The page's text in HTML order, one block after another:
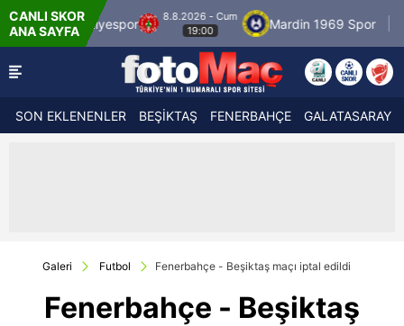
CANLI SKOR
ANA SAYFA
8.8.2026 - Cum
19:00
Mardin 1969 Spor Özbelsan Sivasspor
SON EKLENENLER BEŞİKTAŞ FENERBAHÇE GALATASARAY
Galeri Futbol Fenerbahçe - Beşiktaş maçı iptal edildi
Fenerbahçe - Beşiktaş